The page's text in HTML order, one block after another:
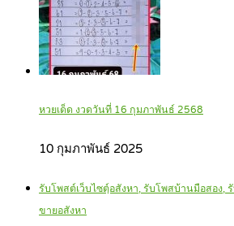
หวยเด็ด งวดวันที่ 16 กุมภาพันธ์ 2568
10 กุมภาพันธ์ 2025
รับโพสต์เว็บไซตฺ์อสังหา, รับโพสบ้านมือสอง,
ขายอสังหา